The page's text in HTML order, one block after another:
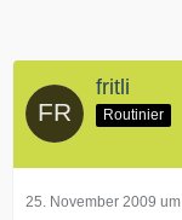
fritli
Routinier
25. November 2009